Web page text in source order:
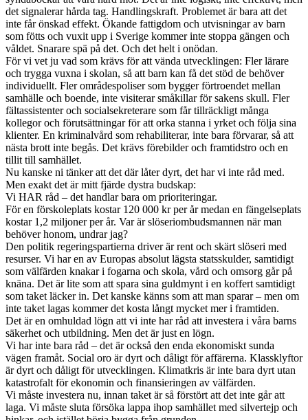
det signalerar hårda tag. Handlingskraft. Problemet är bara att det
inte får önskad effekt. Ökande fattigdom och utvisningar av barn
som fötts och vuxit upp i Sverige kommer inte stoppa gängen och
våldet. Snarare spä på det. Och det helt i onödan.
För vi vet ju vad som krävs för att vända utvecklingen: Fler lärare
och trygga vuxna i skolan, så att barn kan få det stöd de behöver
individuellt. Fler områdespoliser som bygger förtroendet mellan
samhälle och boende, inte visiterar småkillar för sakens skull. Fler
fältassistenter och socialsekreterare som får tillräckligt många
kollegor och förutsättningar för att orka stanna i yrket och följa sina
klienter. En kriminalvård som rehabiliterar, inte bara förvarar, så att
nästa brott inte begås. Det krävs förebilder och framtidstro och en
tillit till samhället.
Nu kanske ni tänker att det där låter dyrt, det har vi inte råd med.
Men exakt det är mitt fjärde dystra budskap:
Vi HAR råd – det handlar bara om prioriteringar.
För en förskoleplats kostar 120 000 kr per år medan en fängelseplats
kostar 1,2 miljoner per år. Var är slöseriombudsmannen när man
behöver honom, undrar jag?
Den politik regeringspartierna driver är rent och skärt slöseri med
resurser. Vi har en av Europas absolut lägsta statsskulder, samtidigt
som välfärden knakar i fogarna och skola, vård och omsorg går på
knäna. Det är lite som att spara sina guldmynt i en koffert samtidigt
som taket läcker in. Det kanske känns som att man sparar – men om
inte taket lagas kommer det kosta långt mycket mer i framtiden.
Det är en omhuldad lögn att vi inte har råd att investera i våra barns
säkerhet och utbildning. Men det är just en lögn.
Vi har inte bara råd – det är också den enda ekonomiskt sunda
vägen framåt. Social oro är dyrt och dåligt för affärerna. Klassklyftor
är dyrt och dåligt för utvecklingen. Klimatkris är inte bara dyrt utan
katastrofalt för ekonomin och finansieringen av välfärden.
Vi måste investera nu, innan taket är så förstört att det inte går att
laga. Vi måste sluta försöka lappa ihop samhället med silvertejp och